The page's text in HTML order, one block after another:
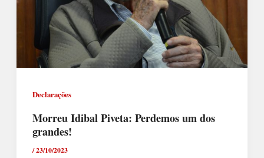
Declarações
Morreu Idibal Piveta: Perdemos um dos
grandes!
/23/10/2023